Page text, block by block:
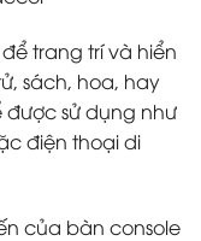
trang trí và hiển
sách, hoa, hay
sử dụng như
điện thoại di
của bàn console